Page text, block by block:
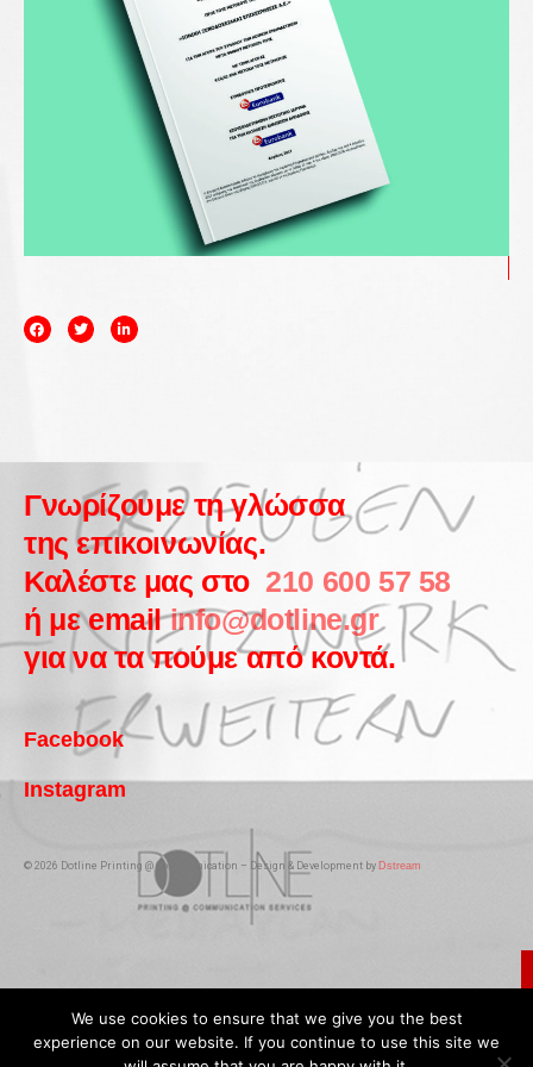
Γνωρίζουμε τη γλώσσα
της επικοινωνίας.
Καλέστε μας στο 210 600 57 58
ή με emailinfo@dotline.gr
για να τα πούμε από κοντά.
Facebook
Instagram
© 2026 Dotline Printing @ Communication – Design & Development by Dstream
We use cookies to ensure that we give you the best
experience on our website. If you continue to use this site we